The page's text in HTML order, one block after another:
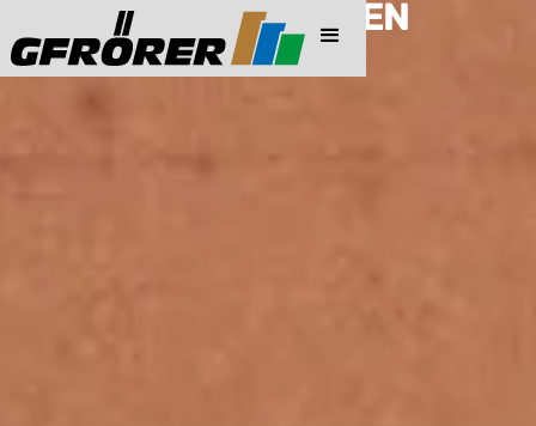
PREISINFORMATIONEN